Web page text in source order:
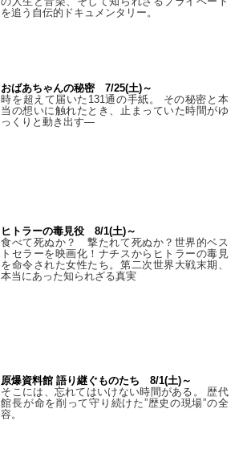
を追う自伝的ドキュメンタリー。
おばあちゃんの秘密 7/25(土)～
時を超えて届いた131通の手紙。 その秘密と本
当の想いに触れたとき、止まっていた時間がゆ
っくりと動き出す―
ヒトラーの毒見役 8/1(土)～
食べて死ぬか？ 撃たれて死ぬか？世界的ベス
トセラーを映画化！ナチスからヒトラーの毒見
を命令された女性たち。第二次世界大戦末期、
本当にあった知られざる真実
原爆資料館 語り継ぐものたち 8/1(土)～
そこには、忘れてはいけない時間がある。 歴代
館長が命を削って守り続けた”歴史の現場”の全
容。